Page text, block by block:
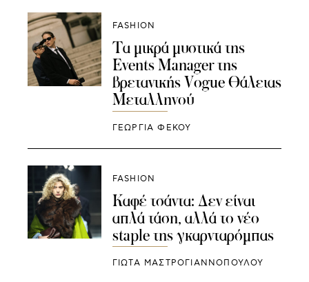
FASHION
Τα μικρά μυστικά της
Εvents Manager της
βρετανικής Vogue Θάλειας
Μεταλληνού
ΓΕΩΡΓΙΑ ΦΕΚΟΥ
FASHION
Καφέ τσάντα: Δεν είναι
απλά τάση, αλλά το νέο
staple της γκαρνταρόμπας
ΓΙΩΤΑ ΜΑΣΤΡΟΓΙΑΝΝΟΠΟΥΛΟΥ